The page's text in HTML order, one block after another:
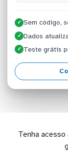
✓ Sem código,
✓ Dados
✓ Teste grátis
Tenha